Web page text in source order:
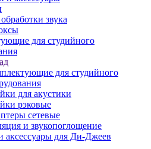
звука
для студийного
для студийного
для акустики
рэковые
сетевые
и звукопоглощение
аксессуары для Ди-Джеев